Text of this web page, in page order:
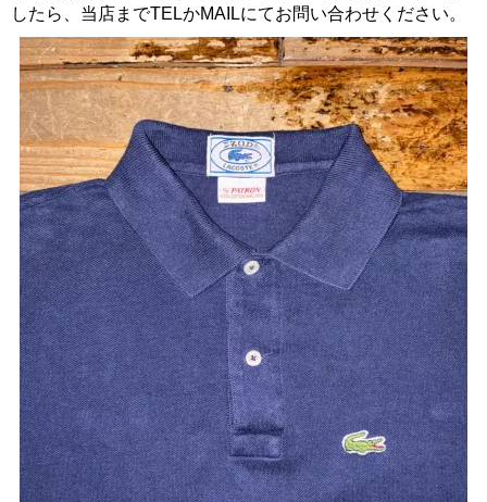
したら、当店までTELかMAILにてお問い合わせください。